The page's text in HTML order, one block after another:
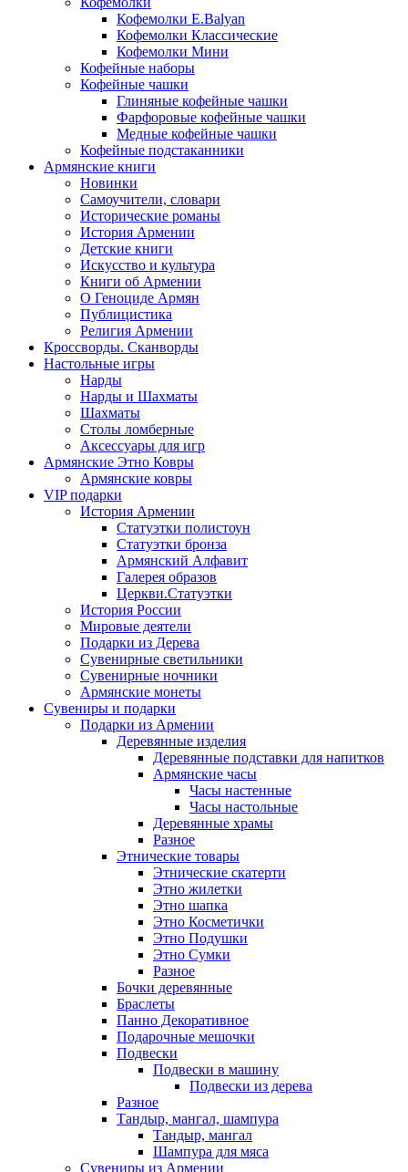
Кофемолки E.Balyan
Кофемолки Классические
Кофемолки Мини
Кофейные наборы
Кофейные чашки
Глиняные кофейные чашки
Фарфоровые кофейные чашки
Медные кофейные чашки
Кофейные подстаканники
Армянские книги
Новинки
Самоучители, словари
Исторические романы
История Армении
Детские книги
Иcкусство и культура
Книги об Армении
О Геноциде Армян
Публицистика
Религия Армении
Кроссворды. Сканворды
Настольные игры
Нарды
Нарды и Шахматы
Шахматы
Столы ломберные
Аксессуары для игр
Армянские Этно Ковры
Армянские ковры
VIP подарки
История Армении
Статуэтки полистоун
Статуэтки бронза
Армянский Алфавит
Галерея образов
Церкви.Статуэтки
История России
Мировые деятели
Подарки из Дерева
Сувенирные светильники
Сувенирные ночники
Армянские монеты
Сувениры и подарки
Подарки из Армении
Деревянные изделия
Деревянные подставки для напитков
Армянские часы
Часы настенные
Часы настольные
Деревянные храмы
Разное
Этнические товары
Этнические скатерти
Этно жилетки
Этно шапка
Этно Косметички
Этно Подушки
Этно Сумки
Разное
Бочки деревянные
Браслеты
Панно Декоративное
Подарочные мешочки
Подвески
Подвески в машину
Подвески из дерева
Разное
Тандыр, мангал, шампура
Тандыр, мангал
Шампура для мяса
Сувениры из Армении